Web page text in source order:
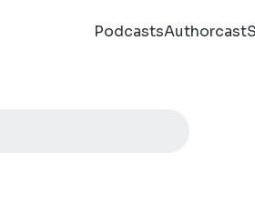
PodcastsAuthorcast